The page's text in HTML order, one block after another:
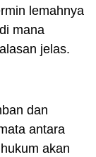
lemahnya
mana
jelas.
dan
antara
akan